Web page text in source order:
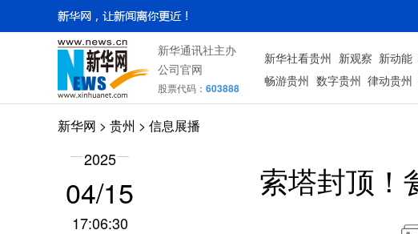
新华通讯社主办
公司官网
股票代码： 603888
新华社看贵州 新观察 新动能
畅游贵州 数字贵州 律动贵州
新华网 > 贵州 > 信息展播
2025
04/15
17:06:30
索塔封顶！